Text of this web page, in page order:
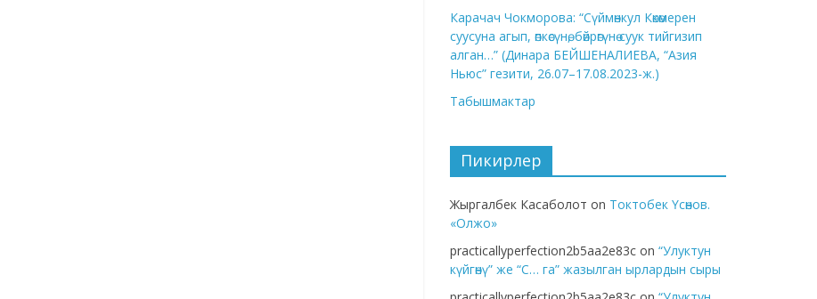
Карачач Чокморова: “Сүймөнкул Көкөмерен
суусуна агып, өпкөсүнө, бөйрөгүнө суук тийгизип
алган…” (Динара БЕЙШЕНАЛИЕВА, “Азия
Ньюс” гезити, 26.07–17.08.2023-ж.)
Табышмактар
Пикирлер
Жыргалбек Касаболот on Токтобек Үсөнов.
«Олжо»
practicallyperfection2b5aa2e83c on “Улуктун
күйгөнү” же “С… га” жазылган ырлардын сыры